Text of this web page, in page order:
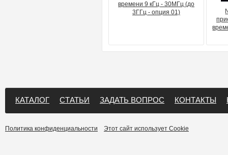
времени 9 кГц - 30МГц (до
3ГГц - опция 01)
КАТАЛОГ СТАТЬИ ЗАДАТЬ ВОПРОС КОНТАКТЫ
Политика конфиденциальности Этот сайт использует Cookie